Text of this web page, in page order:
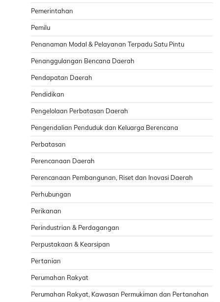
Pemerintahan
Pemilu
Penanaman Modal & Pelayanan Terpadu Satu Pintu
Penanggulangan Bencana Daerah
Pendapatan Daerah
Pendidikan
Pengelolaan Perbatasan Daerah
Pengendalian Penduduk dan Keluarga Berencana
Perbatasan
Perencanaan Daerah
Perencanaan Pembangunan, Riset dan Inovasi Daerah
Perhubungan
Perikanan
Perindustrian & Perdagangan
Perpustakaan & Kearsipan
Pertanian
Perumahan Rakyat
Perumahan Rakyat, Kawasan Permukiman dan Pertanahan